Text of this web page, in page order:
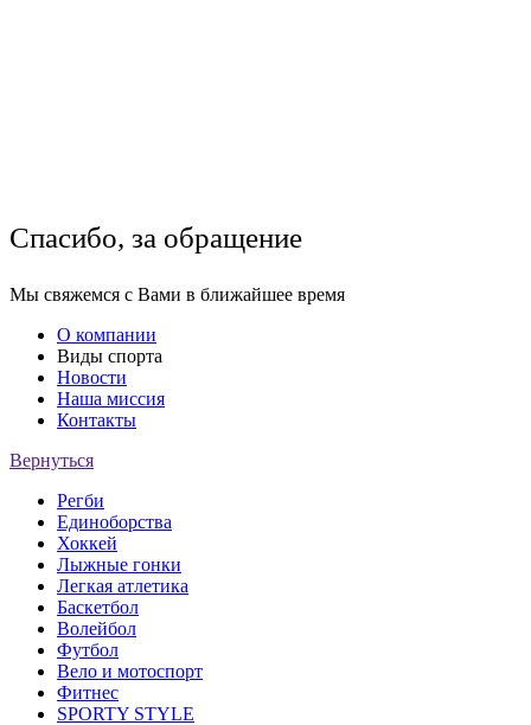
Спасибо, за обращение
Мы свяжемся с Вами в ближайшее время
О компании
Виды спорта
Новости
Наша миссия
Контакты
Вернуться
Регби
Единоборства
Хоккей
Лыжные гонки
Легкая атлетика
Баскетбол
Волейбол
Футбол
Вело и мотоспорт
Фитнес
SPORTY STYLE